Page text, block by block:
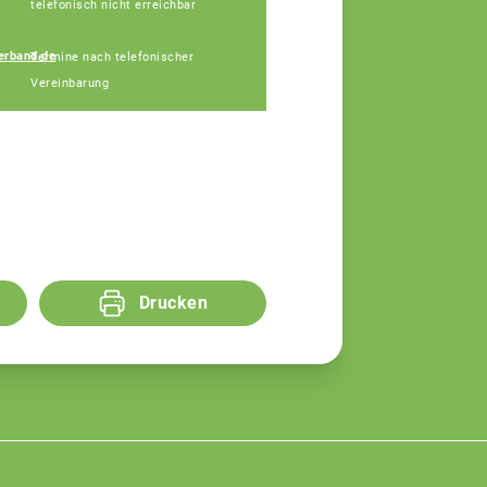
telefonisch nicht erreichbar
Termine nach telefonischer
Vereinbarung
Drucken